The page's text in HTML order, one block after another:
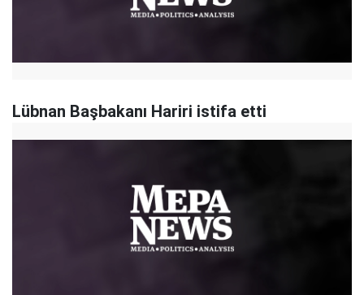
Lübnan Başbakanı Hariri istifa etti